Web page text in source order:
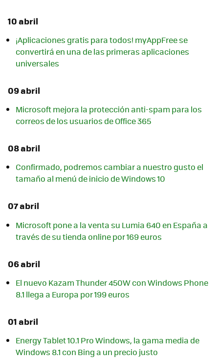
10 abril
¡Aplicaciones gratis para todos! myAppFree se
convertirá en una de las primeras aplicaciones
universales
09 abril
Microsoft mejora la protección anti-spam para los
correos de los usuarios de Office 365
08 abril
Confirmado, podremos cambiar a nuestro gusto el
tamaño al menú de inicio de Windows 10
07 abril
Microsoft pone a la venta su Lumia 640 en España a
través de su tienda online por 169 euros
06 abril
El nuevo Kazam Thunder 450W con Windows Phone
8.1 llega a Europa por 199 euros
01 abril
Energy Tablet 10.1 Pro Windows, la gama media de
Windows 8.1 con Bing a un precio justo